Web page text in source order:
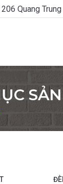
206 Quang